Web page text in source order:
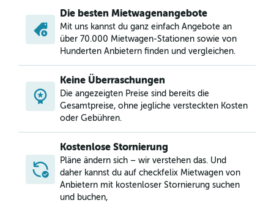
Die besten Mietwagenangebote
Mit uns kannst du ganz einfach Angebote an
über 70.000 Mietwagen-Stationen sowie von
Hunderten Anbietern finden und vergleichen.
Keine Überraschungen
Die angezeigten Preise sind bereits die
Gesamtpreise, ohne jegliche versteckten Kosten
oder Gebühren.
Kostenlose Stornierung
Pläne ändern sich – wir verstehen das. Und
daher kannst du auf checkfelix Mietwagen von
Anbietern mit kostenloser Stornierung suchen
und buchen,